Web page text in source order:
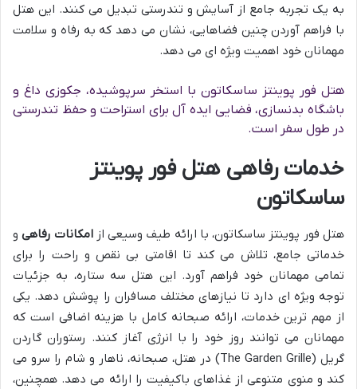
به یک تجربه جامع از آسایش و تندرستی تبدیل می کنند. این هتل
با فراهم آوردن چنین فضاهایی، نشان می دهد که به رفاه و سلامت
مهمانان خود اهمیت ویژه ای می دهد.
هتل فور پوینتز ساسکاتون با استخر سرپوشیده، جکوزی داغ و
باشگاه بدنسازی، فضایی ایده آل برای استراحت و حفظ تندرستی
در طول سفر است.
خدمات رفاهی هتل فور پوینتز
ساسکاتون
هتل فور پوینتز ساسکاتون، با ارائه طیف وسیعی ازامکانات رفاهیو
خدماتی جامع، تلاش می کند تا اقامتی بی نقص و راحت را برای
تمامی مهمانان خود فراهم آورد. این هتل سه ستاره، به جزئیات
توجه ویژه ای دارد تا نیازهای مختلف مسافران را پوشش دهد. یکی
از مهم ترین خدمات، ارائه صبحانه کامل با هزینه اضافی است که
مهمانان می توانند روز خود را با انرژی آغاز کنند. رستوران گاردن
گریل (The Garden Grille) در هتل، صبحانه، ناهار و شام را سرو می
کند و منوی متنوعی از غذاهای باکیفیت را ارائه می دهد. همچنین،